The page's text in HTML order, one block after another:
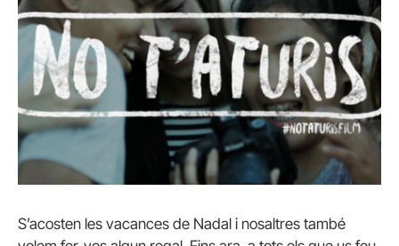
S’acosten les vacances de Nadal i nosaltres també